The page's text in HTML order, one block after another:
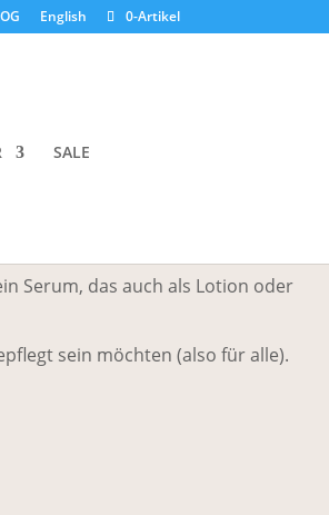
English 0-Artikel
SALE
Dewy Drop
Serum, das auch als Lotion oder
sein möchten (also für alle).